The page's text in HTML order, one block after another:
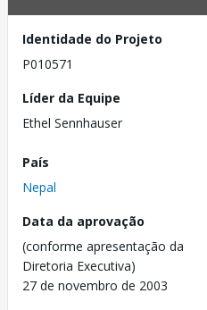
Identidade do Projeto
P010571
Líder da Equipe
Ethel Sennhauser
País
Nepal
Data da aprovação
(conforme apresentação da
Diretoria Executiva)
27 de novembro de 2003